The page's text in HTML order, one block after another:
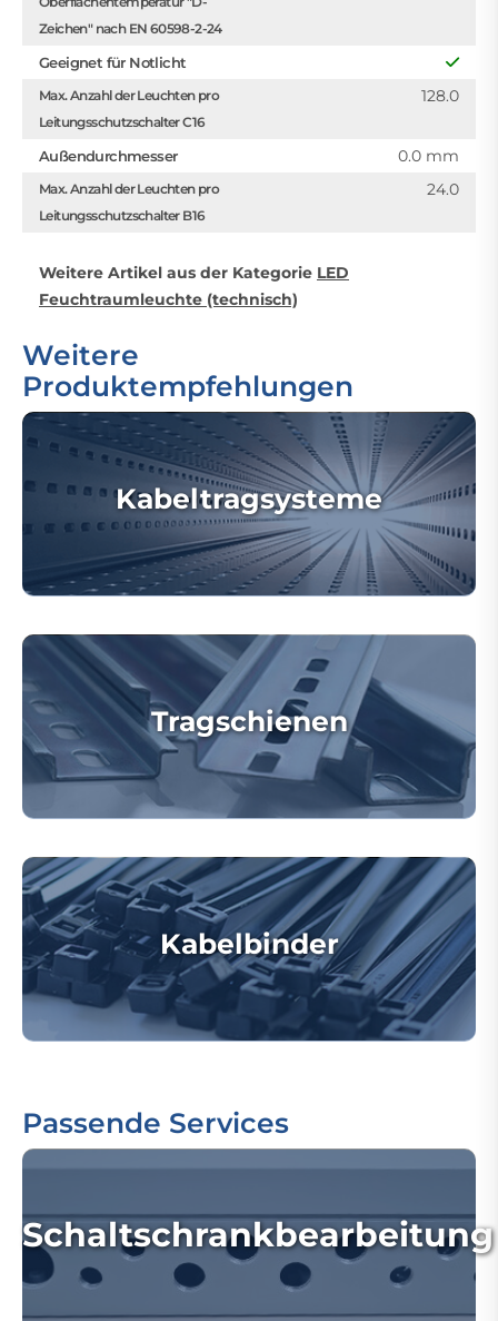
Zeichen" nach EN 60598-2-24
Geeignet für Notlicht
Max. Anzahl der Leuchten pro
Leitungsschutzschalter C16
128.0
Außendurchmesser 0.0 mm
Max. Anzahl der Leuchten pro
Leitungsschutzschalter B16
24.0
Weitere Artikel aus der Kategorie LED
Feuchtraumleuchte (technisch)
Weitere
Produktempfehlungen
Kabeltragsysteme
Tragschienen
Kabelbinder
Passende Services
Schaltschrankbearbeitung